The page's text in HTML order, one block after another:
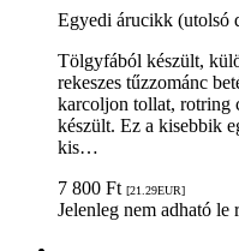
Egyedi árucikk (utolsó
Tölgyfából készült,
rekeszes tűzzománc
karcoljon tollat, rotring
készült. Ez a kisebbik
kis…
7 800 Ft [21.29EUR]
Jelenleg nem adható le